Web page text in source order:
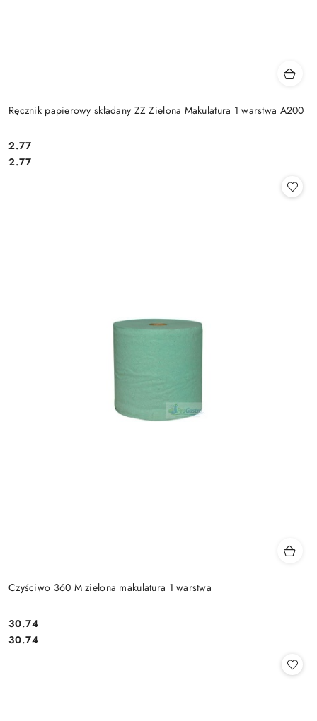
Ręcznik papierowy składany ZZ Zielona Makulatura 1 warstwa A200
Cena:
2.77
Cena:
2.77
Czyściwo 360 M zielona makulatura 1 warstwa
Cena:
30.74
Cena:
30.74